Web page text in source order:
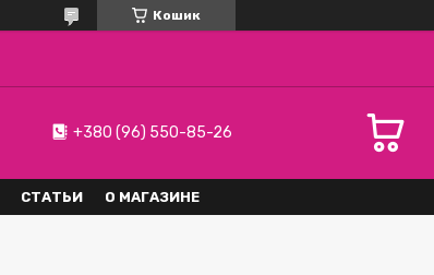
Кошик
+380 (96) 550-85-26
СТАТЬИ О МАГАЗИНЕ